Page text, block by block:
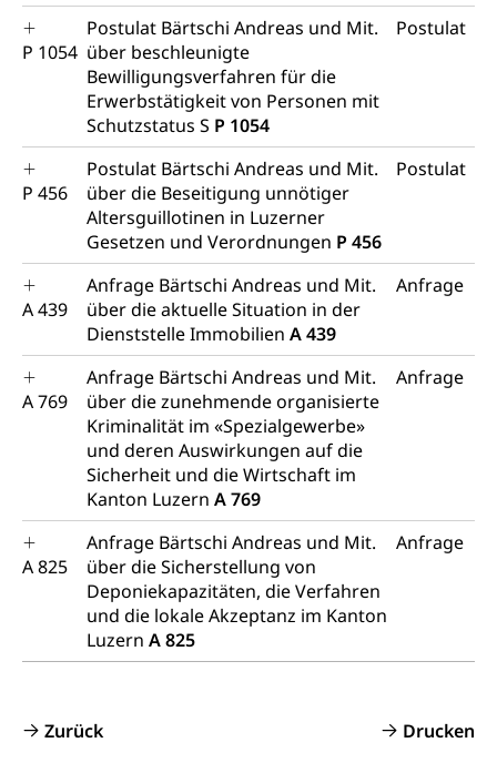
P 1054
Postulat Bärtschi Andreas und Mit.
über beschleunigte
Bewilligungsverfahren für die
Erwerbstätigkeit von Personen mit
Schutzstatus S P 1054
Postulat
P 456
Postulat Bärtschi Andreas und Mit.
über die Beseitigung unnötiger
Altersguillotinen in Luzerner
Gesetzen und Verordnungen P 456
Postulat
A 439
Anfrage Bärtschi Andreas und Mit.
über die aktuelle Situation in der
Dienststelle Immobilien A 439
Anfrage
A 769
Anfrage Bärtschi Andreas und Mit.
über die zunehmende organisierte
Kriminalität im «Spezialgewerbe»
und deren Auswirkungen auf die
Sicherheit und die Wirtschaft im
Kanton Luzern A 769
Anfrage
A 825
Anfrage Bärtschi Andreas und Mit.
über die Sicherstellung von
Deponiekapazitäten, die Verfahren
und die lokale Akzeptanz im Kanton
Luzern A 825
Anfrage
Zurück Drucken
Bundesamt für Zivildienst ZIVI
Erwerbsausfallentschädigung (WAS Luzern)
Zivilschutz
Schutzdienstpflicht, Schutzraum,
Schutzraumbaupflicht
Zivilschutz
Staat und Recht
Gleichstellung von Frau und Mann
Diskriminierung, Gleichstellungsbüro, Mobbing
Gleichstellung aller Geschlechter und
Lebensformen
Gleichstellung Menschen mit
Behinderungen
Schlichtungsbehörde Gleichstellung
Zivilverfahren
Zivilrecht, Zivilrechtspflege, Gerichtsverfahren
Bezirksgerichte: Aufgaben und Verfahren
Kosten im Zivilprozess
Betreibung und Konkurs
Bankrott, Schulden, Zahlungsunfähigkeit, Pfändung
Schulden (gruezi.lu.ch)
Betreibungsämter
Betreibungsverfahren
Konkursämter
Demokratie
Regierungsform, Stimm- und Wahlrecht,
Stimmrecht, Abstimmungen, Wahlen, politische
Parteien, Grundfreiheiten, Pluralismus
Volksrechte
Kantonale Steuern
Finanzausgleich, Einkommenssteuer, Kopfsteuer,
Grundstückgewinnsteuer, Liegenschaftssteuer,